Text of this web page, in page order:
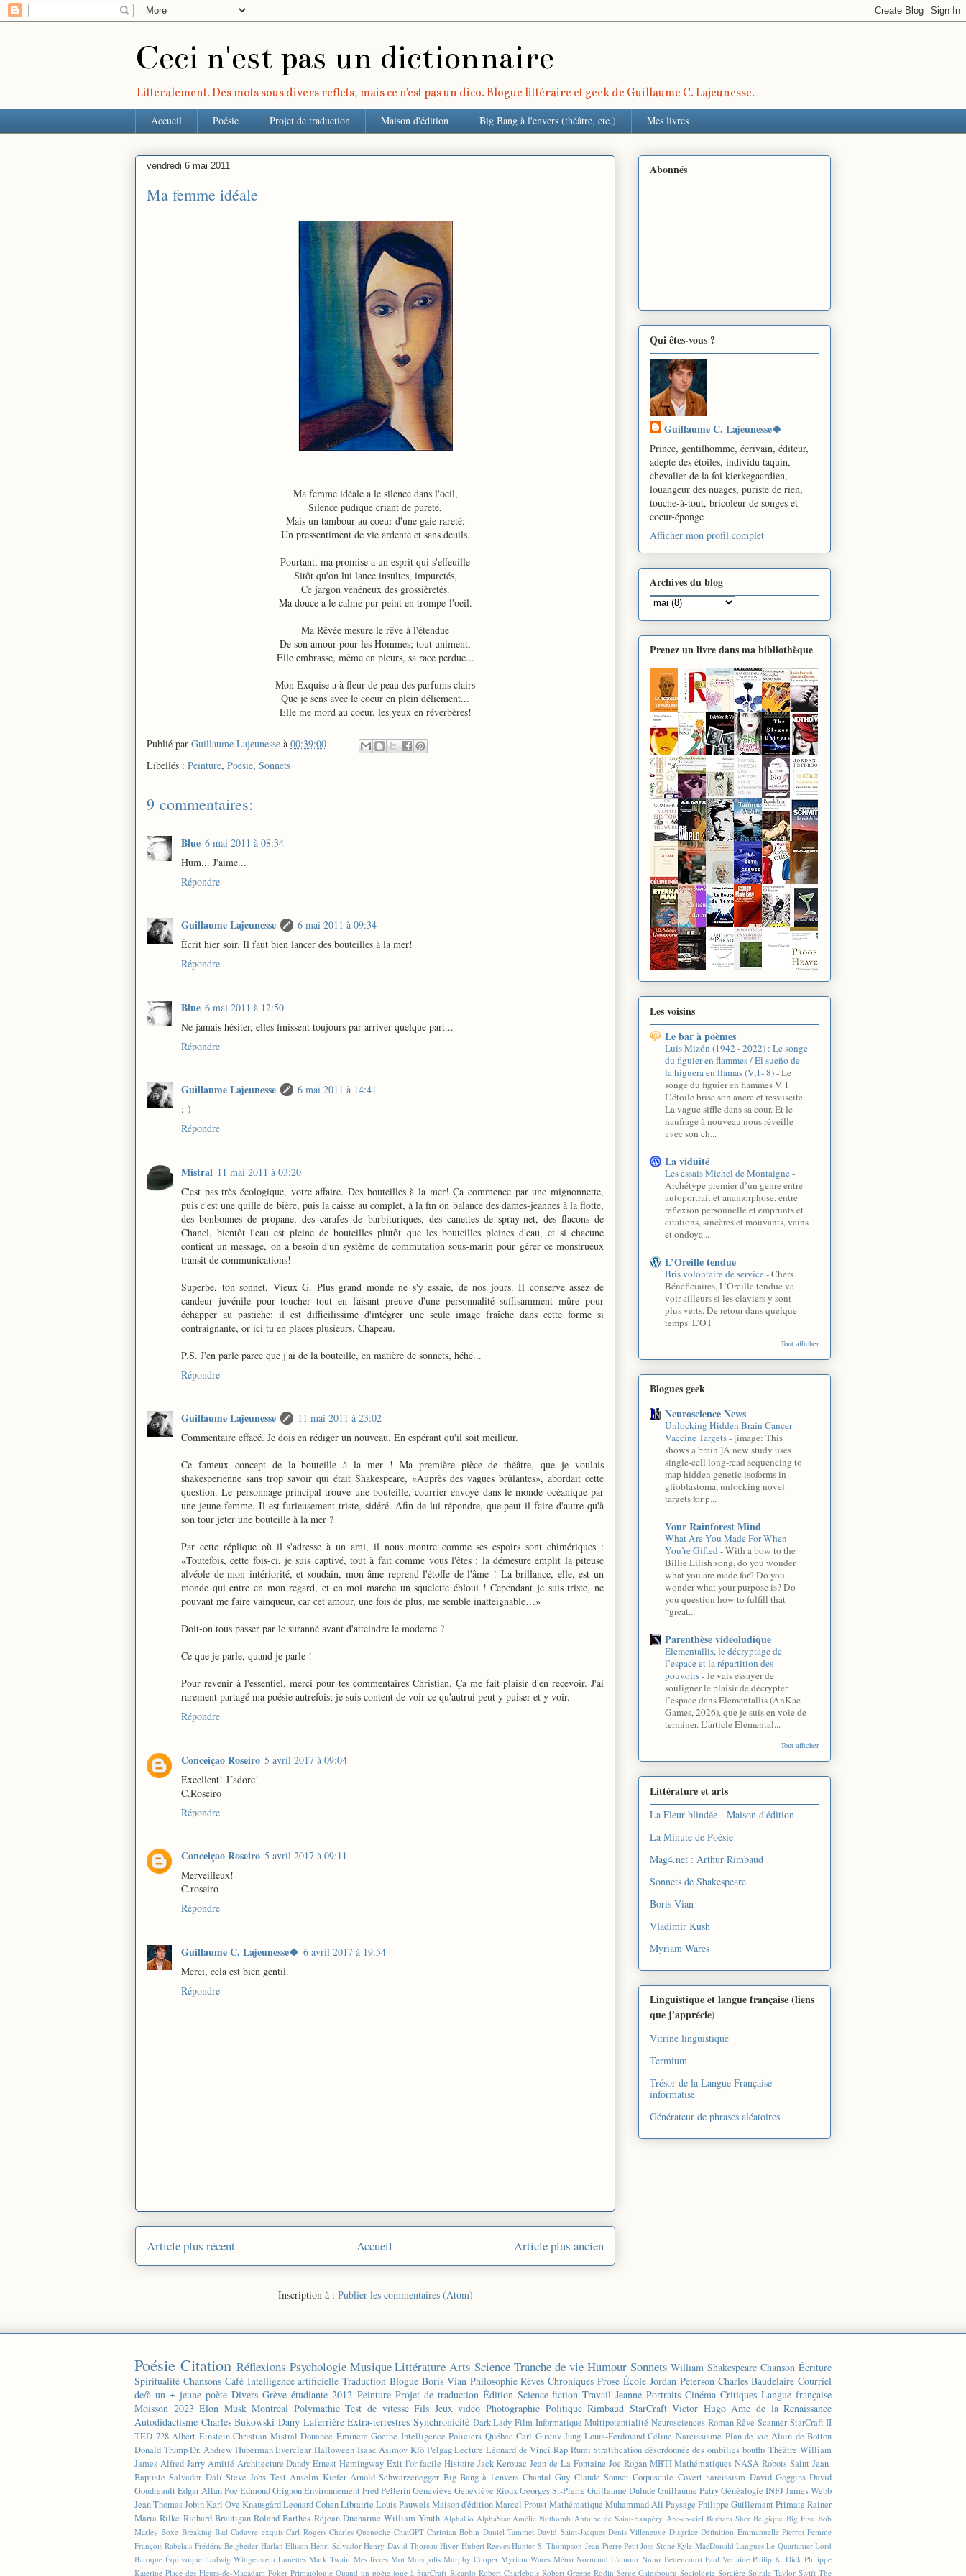
Ceci n'est pas un dictionnaire
Littéralement. Des mots sous divers reflets, mais ce n'est pas un dico. Blogue littéraire et geek de Guillaume C. Lajeunesse.
Accueil Poésie Projet de traduction Maison d'édition Big Bang à l'envers (théâtre, etc.) Mes livres
vendredi 6 mai 2011
Ma femme idéale
Ma femme idéale a le silence dans l'oeil,
Silence pudique criant de pureté,
Mais un tambour au coeur d'une gaie rareté;
Un pressentiment de vie ardente et sans deuils.
Pourtant, ma promise a un esprit qui s'effeuille
Sitôt qu'on lui lance insultes, impuretés,
Ce jargon vénéneux des grossièretés.
Ma douce a le calme pur peint en trompe-l'oeil.
Ma Rêvée mesure le rêve à l'étendue
De son amour pour les Hommes; tout uniment,
Elle embrasse, même en pleurs, sa race perdue...
Mon Exquise a à fleur de peau des parfums clairs
Que je sens avec le coeur en plein déliement...
Elle me mord au coeur, les yeux en réverbères!
Publié par Guillaume Lajeunesse à 00:39:00
Libellés : Peinture, Poésie, Sonnets
9 commentaires:
Blue 6 mai 2011 à 08:34
Hum... J'aime...
Répondre
Guillaume Lajeunesse
6 mai 2011 à 09:34
Écrit hier soir. Il faut bien lancer des bouteilles à la mer!
Répondre
Blue 6 mai 2011 à 12:50
Ne jamais hésiter, elles finissent toujours par arriver quelque part...
Répondre
Guillaume Lajeunesse
6 mai 2011 à 14:41
:-)
Répondre
Mistral 11 mai 2011 à 03:20
C'est pas très écologique, votre affaire. Des bouteilles à la mer! Ça commence par une mignonnette,
puis c'est une quille de bière, puis la caisse au complet, à la fin on balance des dames-jeannes à la flotte,
des bonbonnes de propane, des carafes de barbituriques, des canettes de spray-net, des flacons de
Chanel, bientôt l'eau est pleine de bouteilles plutôt que les bouteilles pleines d'eau, et si chacune
contient un message, on a besoin d'un système de commutation sous-marin pour gérer ce monstrueux
transit de communications!
Superbe, ton sonnet, Vieux G. Plus grand monde ne s'y essaie, de nos jours. Il conserve assez de
candeur juvénile pour toucher tout en faisant preuve d'une personnalité suffisamment mûre pour
échapper au pastiche: il est difficilissime d'intégrer une seule image fraîche dans cette forme si
contraignante, or ici tu en places plusieurs. Chapeau.
P.S. J'en parle parce que j'ai de la bouteille, en matière de sonnets, héhé...
Répondre
Guillaume Lajeunesse
11 mai 2011 à 23:02
Commentaire effacé. Je dois en rédiger un nouveau. En espérant qu'il soit meilleur.
Ce fameux concept de la bouteille à la mer ! Ma première pièce de théâtre, que je voulais
shakesperienne sans trop savoir qui était Shakespeare, «Auprès des vagues brûlantes», abordait cette
question. Le personnage principal trouve une bouteille, courrier envoyé dans le monde océanique par
une jeune femme. Il est furieusement triste, sidéré. Afin de lui répondre, que peut-il faire d'autre qu'à
son tour jeter une bouteille à la mer ?
Par cette réplique où il s'adresse à un ami, il nous montre comme ses espoirs sont chimériques :
«Toutefois, cette fois-ci, je suis captivé, tout à fait comme vous l'êtes : la démesure emplit la piteuse
alvéole de mon intériorité, et soudain, mon âme reprend l'étoffe de l'âme ! La brillance, elle, est un
monde qui entre en mon regard, et en moi marche un squelette ébloui ! Cependant je suis triste, ne
pouvant me faire vainqueur, car cet amour, une fois de plus, me semble inatteignable…»
Doit-on tous passer par le suranné avant d'atteindre le moderne ?
Ce que je parle, quand je parle !
Pour revenir à l'essentiel, merci pour tes commentaires Christian. Ça me fait plaisir d'en recevoir. J'ai
rarement partagé ma poésie autrefois; je suis content de voir ce qu'autrui peut y puiser et y voir.
Répondre
Conceiçao Roseiro 5 avril 2017 à 09:04
Excellent! J´adore!
C.Roseiro
Répondre
Conceiçao Roseiro 5 avril 2017 à 09:11
Merveilleux!
C.roseiro
Répondre
Guillaume C. Lajeunesse🍀 6 avril 2017 à 19:54
Merci, cela est bien gentil.
Répondre
Article plus récent Article plus ancien
Accueil
Inscription à : Publier les commentaires (Atom)
Abonnés
Qui êtes-vous ?
Guillaume C. Lajeunesse🍀
Prince, gentilhomme, écrivain, éditeur,
adepte des étoiles, individu taquin,
chevalier de la foi kierkegaardien,
louangeur des nuages, puriste de rien,
touche-à-tout, bricoleur de songes et
coeur-éponge
Afficher mon profil complet
Archives du blog
Prenez un livre dans ma bibliothèque
Les voisins
Le bar à poèmes
Luis Mizón (1942 - 2022) : Le songe
du figuier en flammes / El sueño de
la higuera en llamas (V,1- 8)-Le
songe du figuier en flammes V 1
L’étoile brise son ancre et ressuscite.
La vague siffle dans sa cour. Et le
naufrage à nouveau nous réveille
avec son ch...
La viduité
Les essais Michel de Montaigne-
Archétype premier d’un genre entre
autoportrait et anamorphose, entre
réflexion personnelle et emprunts et
citations, sincères et mouvants, vains
et ondoya...
L’Oreille tendue
Bris volontaire de service-Chers
Bénéficiaires, L’Oreille tendue va
voir ailleurs si les claviers y sont
plus verts. De retour dans quelque
temps. L’OT
Tout afficher
Blogues geek
Neuroscience News
Unlocking Hidden Brain Cancer
Vaccine Targets- [image: This
shows a brain.]A new study uses
single-cell long-read sequencing to
map hidden genetic isoforms in
glioblastoma, unlocking novel
targets for p...
Your Rainforest Mind
What Are You Made For When
You’re Gifted-With a bow to the
Billie Eilish song, do you wonder
what you are made for? Do you
wonder what your purpose is? Do
you question how to fulfill that
“great...
Parenthèse vidéoludique
Elementallis, le décryptage de
l’espace et la répartition des
pouvoirs-Je vais essayer de
souligner le plaisir de décrypter
l’espace dans Elementallis (AnKae
Games, 2026), que je suis en voie de
terminer. L’article Elemental...
Tout afficher
Littérature et arts
La Fleur blindée - Maison d'édition
La Minute de Poésie
Mag4.net : Arthur Rimbaud
Sonnets de Shakespeare
Boris Vian
Vladimir Kush
Myriam Wares
Linguistique et langue française (liens
que j'apprécie)
Vitrine linguistique
Termium
Trésor de la Langue Française
informatisé
Générateur de phrases aléatoires
Poésie Citation Réflexions Psychologie Musique Littérature Arts Science Tranche de vie Humour Sonnets William Shakespeare Chanson Écriture
Spiritualité Chansons Café Intelligence artificielle Traduction Blogue Boris Vian Philosophie Rêves Chroniques Prose École Jordan Peterson Charles Baudelaire Courriel
de/à un ± jeune poète Divers Grève étudiante 2012 Peinture Projet de traduction Édition Science-fiction Travail Jeanne Portraits Cinéma Critiques Langue française
Moisson 2023 Elon Musk Montréal Polymathie Test de vitesse Fils Jeux vidéo Photographie Politique Rimbaud StarCraft Victor Hugo Âme de la Renaissance
Autodidactisme Charles Bukowski Dany Laferrière Extra-terrestres Synchronicité Dark Lady Film Informatique Multipotentialité Neurosciences Roman Rêve Scanner StarCraft II
TED 728 Albert Einstein Christian Mistral Douance Eminem Goethe Intelligence Policiers Québec Carl Gustav Jung Louis-Ferdinand Céline Narcissisme Plan de vie Alain de Botton
Donald Trump Dr. Andrew Huberman Everclear Halloween Isaac Asimov Klô Pelgag Lecture Léonard de Vinci Rap Rumi Stratification désordonnée des ombilics bouffis Théâtre William
James Alfred Jarry Amitié Architecture Dandy Ernest Hemingway Exit l'or facile Histoire Jack Kerouac Jean de La Fontaine Joe Rogan MBTI Mathématiques NASA Robots Saint-Jean-
Baptiste Salvador Dalí Steve Jobs Test Anselm Kiefer Arnold Schwarzenegger Big Bang à l'envers Chantal Guy Claude Sonnet Corpuscule Covert narcissism David Goggins David
Goudreault Edgar Allan Poe Edmond GrignonEnvironnement Fred PellerinGeneviève Geneviève RiouxGeorges St-Pierre Guillaume Dulude Guillaume PatryGénéalogie INFJJames Webb
Jean-Thomas JobinKarl Ove KnausgårdLeonard CohenLibrairie Louis PauwelsMaison d'éditionMarcel Proust Mathématique Muhammad Ali Paysage Philippe Guillemant Primate Rainer
Maria Rilke Richard Brautigan Roland Barthes Réjean Ducharme William Youth AlphaGo AlphaStar Amélie Nothomb Antoine de Saint-Exupéry Arc-en-ciel Barbara Sher Belgique Big Five Bob
Marley Boxe Breaking Bad Cadavre exquis Carl Rogers Charles Quenoche ChatGPT Christian Bobin Daniel Tammet David Saint-Jacques Denis Villeneuve Disgrâce Définition Emmanuelle Pierrot Femme
François Rabelais Frédéric Beigbeder Harlan Ellison Henri Salvador Henry David Thoreau Hiver Hubert Reeves Hunter S. Thompson Jean-Pierre Petit Joss Stone Kyle MacDonald Langues Le Quartanier Lord
Baroque Équivoque Ludwig Wittgenstein Lunettes Mark Twain Mes livres Mot Mots jolis Murphy Cooper Myriam Wares Métro Normand L'amour Nuno Bettencourt Paul Verlaine Philip K. Dick Philippe
Katerine Place des Fleurs-de-Macadam Poker Primatologie Quand un poète joue à StarCraft Ricardo Robert Charlebois Robert Greene Rodin Serge Gainsbourg Sociologie Sorcière Spirale Taylor Swift The